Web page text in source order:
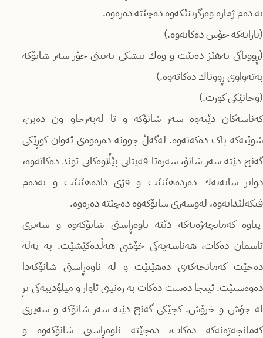
بە دەم ژمارە وەرگرتنێکەوە دەچێتە دەرەوە.
(بارانەکە خۆش دەکاتەوە.)
(ڕووناکی بەهێز دەبێت و وەك تیشکی بەتینی خۆر سەر شانۆکە
بەتەواوی ڕووناك دەکاتەوە.)
(وچانێکی کورت.)
کەناسەکان دێنەوە سەر شانۆکە و تا له‌به‌رچاو ون دەبن،
شوێنەکە پاک دەکەنەوە. لەگەڵ چوونە دەرەوەی ئەوان کوڕێکی
گەنج دێتە سەر شانۆ، سەرەتا قه‌یتانی پێڵاوەکانی توند دەکاتەوە،
دواتر شانەیەك دەردەهێنێت و قژی دادەهێنێت و بەدەم
فیکەلێدانەوە، لەوسەری شانۆکەوە دەچێتە دەرەوە.
پیاوە کەمانچەژەنەکە دێتە ناوەڕاستی شانۆکەوە و سەیری
ئاسمان دەکات، هەناسەیەکی خۆشی هەڵدەکێشێت. بە پەلە
دەچێت کەمانچەکەی دەهێنێت و لە ناوەڕاستی شانۆکەدا
دەوەستێت. ئینجا دەست دەکات بە ژەنینی ئاواز و میلۆدییەکی پڕ
لە جۆش و خرۆش. کچێکی گەنج دێتە سەر شانۆکە و سەیری
کەمانچەژەنەکە دەکات، دەچێتە ناوەڕاستی شانۆکەوە و